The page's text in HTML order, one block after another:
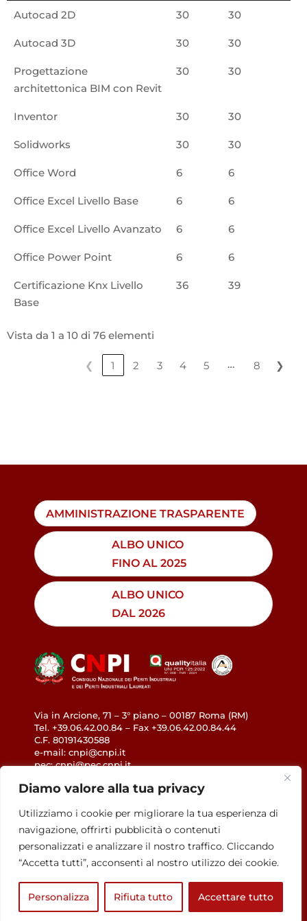
Diamo valore alla tua privacy
Utilizziamo i cookie per migliorare la tua esperienza di
navigazione, offrirti pubblicità o contenuti
personalizzati e analizzare il nostro traffico. Cliccando
“Accetta tutti”, acconsenti al nostro utilizzo dei cookie.
Personalizza Rifiuta tutto Accettare tutto
Autocad 2D 30 30
Autocad 3D 30 30
Progettazione
architettonica BIM con Revit
30 30
Inventor 30 30
Solidworks 30 30
Office Word 6 6
Office Excel Livello Base 6 6
Office Excel Livello Avanzato 6 6
Office Power Point 6 6
Certificazione Knx Livello
Base
36 39
Vista da 1 a 10 di 76 elementi
❮ 1 2 3 4 5 … 8 ❯
AMMINISTRAZIONE TRASPARENTE
ALBO UNICO
FINO AL 2025
ALBO UNICO
DAL 2026
Via in Arcione, 71 – 3° piano – 00187 Roma (RM)
Tel. +39.06.42.00.84 – Fax +39.06.42.00.84.44
C.F. 80191430588
e-mail: cnpi@cnpi.it
pec: cnpi@pec.cnpi.it
GDPR
Privacy Policy
Cookie Policy